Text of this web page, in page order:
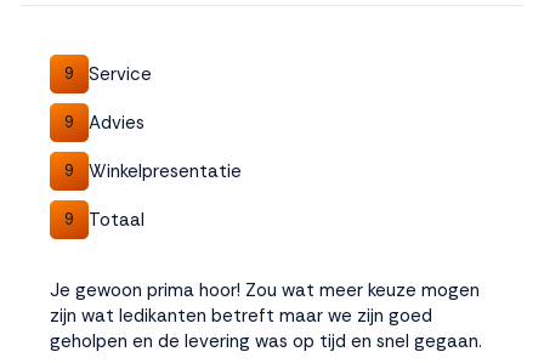
onze website te
volgen. Dat doen we
legitiem en belangrijk,
anoniem. Meer
weten? LeesBekijk
dit overzicht
alle
policy. Door te
accepteren geef je
toestemming voor
9 Service
9 Advies
9 Winkelpresentatie
9 Totaal
Je gewoon prima hoor! Zou wat meer keuze mogen
zijn wat ledikanten betreft maar we zijn goed
geholpen en de levering was op tijd en snel gegaan.